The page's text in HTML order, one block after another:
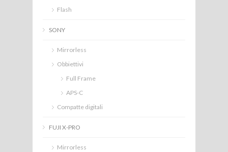
Flash
SONY
Mirrorless
Obbiettivi
Full Frame
APS-C
Compatte digitali
FUJI X-PRO
Mirrorless